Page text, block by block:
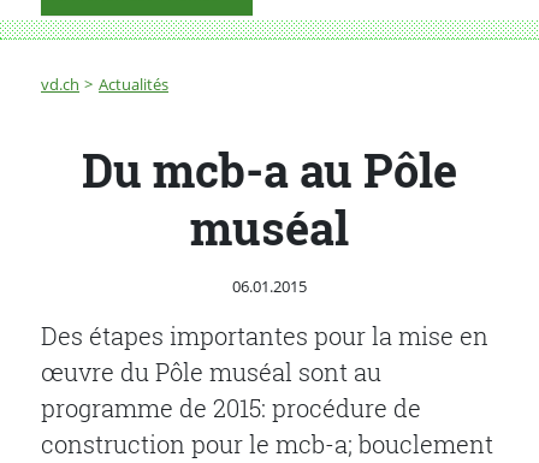
Fil d'Ariane
vd.ch Actualités
Du mcb-a au Pôle muséal
Du mcb-a au Pôle
muséal
Publié le
06.01.2015
Des étapes importantes pour la mise en
œuvre du Pôle muséal sont au
programme de 2015: procédure de
construction pour le mcb-a; bouclement